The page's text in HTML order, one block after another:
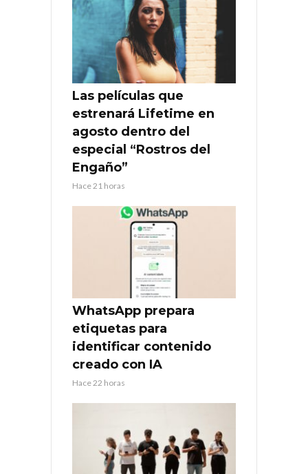
Las películas que
estrenará Lifetime en
agosto dentro del
especial “Rostros del
Engaño”
Hace 21 horas
WhatsApp prepara
etiquetas para
identificar contenido
creado con IA
Hace 22 horas